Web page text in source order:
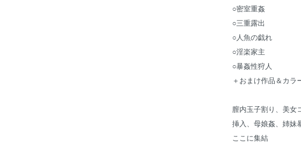
○密室重姦
○三重露出
○人魚の戯れ
○淫楽家主
○暴姦性狩人
＋おまけ作品＆カラ
膣内玉子割り、美
挿入、母娘姦、姉妹
ここに集結